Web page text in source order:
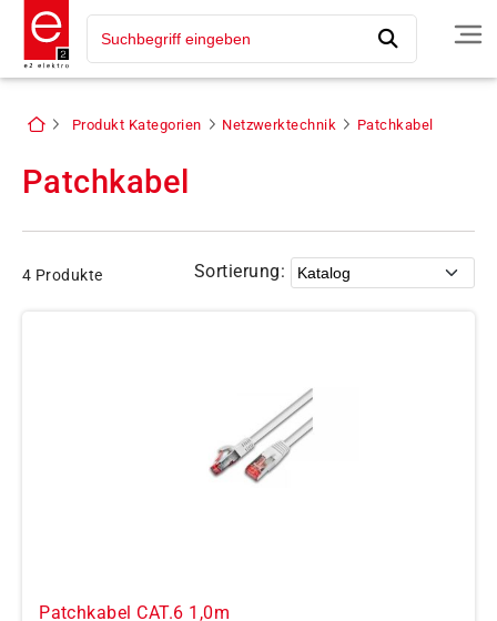
Produkt Kategorien Netzwerktechnik Patchkabel
Patchkabel
4 Produkte Sortierung:
Patchkabel CAT.6 1,0m